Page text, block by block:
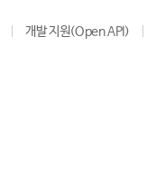
개발 지원(Open API)